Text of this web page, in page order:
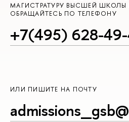
МАГИСТРАТУРУ ВЫСШЕЙ ШКОЛЫ
ОБРАЩАЙТЕСЬ ПО ТЕЛЕФОНУ
+7(495) 628-
ИЛИ ПИШИТЕ НА ПОЧТУ